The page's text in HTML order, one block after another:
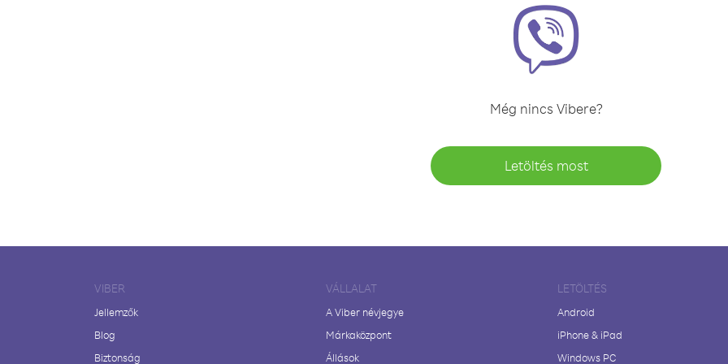
Még nincs Vibere?
Letöltés most
VIBER
Jellemzők
Blog
Biztonság
VÁLLALAT
A Viber névjegye
Márkaközpont
Állások
LETÖLTÉS
Android
iPhone & iPad
Windows PC